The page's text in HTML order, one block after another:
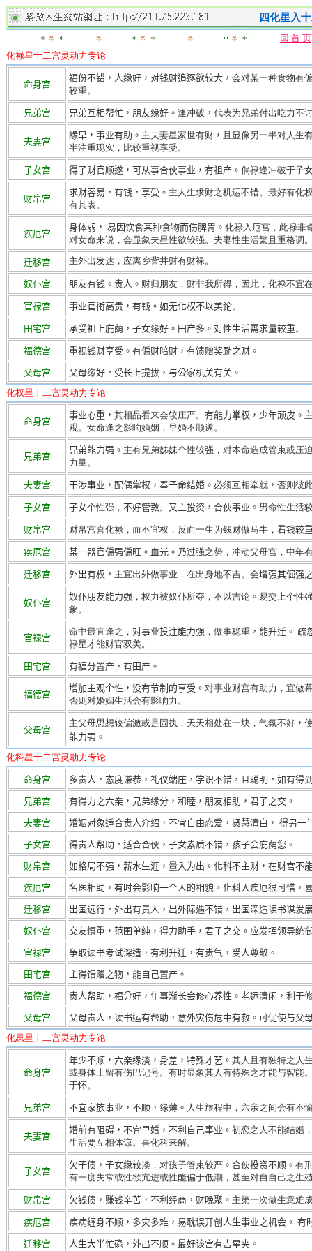
四化星入
回 首 页
化禄星十二宫灵动力专论
命身宫
福份不错，人缘好，对钱财追逐欲较大 ， 会对某一种食物有
较重。
兄弟宫 兄弟互相帮忙，朋友缘好。 逢冲破 ， 代表为兄弟付出吃力不
夫妻宫
缘早，事业有助。 主夫妻星家世有财 ， 且显像另一半对人生
半注重现实，比较重视享受。
子女宫 得子财官顺遂，可从事合伙事业，有祖产。 倘禄逢冲破于子
财帛宫
求财容易，有钱，享受。 主人生求财之机运不错。最好有化
有其表。
疾厄宫
身体弱， 易因饮食某种食物而伤脾胃 。 化禄入厄宫，此禄非
对女命来说，会显象夫星性欲较强。夫妻性生活繁且重格调
迁移宫 主外出发达，应离乡背井财有财禄。
奴仆宫 朋友有钱 。贵人。 财归朋友，财非我所得，因此，化禄不宜
官禄宫 事业官衔高贵，有钱。如无化权不以美论。
田宅宫 承受祖上庇荫，子女缘好。田产多。对性生活需求量较重。
福德宫 重视钱财享受。有偏财暗财 ，有馈赠奖励之财 。
父母宫
父母缘好，受长上提拔，与公家机关有关。
化权星十二宫灵动力专论
命身宫
事业心重， 其相品看来会较庄严。 有能力掌权，少年顽皮。
观。女命逢之影响婚姻，早婚不顺遂。
兄弟宫
兄弟能力强。 主有兄弟姊妹个性较强，对本命造成管束或压
力量。
夫妻宫 干涉事业，配偶掌权，奉子命结婚。 必须互相牵就 ， 否则彼
子女宫 子女个性强， 不好管教。 又主投资，合伙事业。 男命性生活
财帛宫 财帛宫喜化禄，而不宜权，反而一生为钱财做马牛， 看钱较
疾厄宫 某一器官偏强偏旺。血光。 乃过强之势，冲动父母宫，中年
迁移宫 外出有权， 主宜出外做事业，在出身地不吉。会增强其倔强
奴仆宫
奴仆朋友能力强 ，权力被奴仆所夺，不以吉论 。 易交上个性
象。
官禄宫
命中最宜逢之， 对事业投注能力强 ，做事稳重 ，能升迁。 疏
禄星才能财官双美。
田宅宫 有福分置产，有田产。
福德宫
增加主观个性，没有节制的享受。 对事业财宫有助力，宜做
否则对婚姻生活会有影响力。
父母宫
主父母思想较偏激或是固执，天天相处在一块，气氛不好 ，
能力强。
化科星十二宫灵动力专论
命身宫 多贵人，态度谦恭，礼仪端庄，学识不错，且聪明，如有得
兄弟宫 有得力之六亲，兄弟缘分，和睦，朋友相助，君子之交。
夫妻宫 婚姻对象适合贵人介绍，不宜自由恋爱，贤慧清白， 得另一
子女宫 得贵人帮助，适合合伙，子女素质不错，孩子会庇荫您。
财帛宫 如格局不强，薪水生涯，量入为出。化科不主财，在财宫不
疾厄宫 名医相助，有时会影响一个人的相貌。化科入疾厄很可惜，
迁移宫 出国远行，外出有贵人，出外际遇不错，出国深造读书谋发
奴仆宫 交友慎重，范围单纯，得力助手，君子之交。应发挥领导统
官禄宫 争取读书考试深造，有利升迁，有贵气，受人尊敬。
田宅宫 主得馈赠之物，能自己置产。
福德宫 贵人帮助，福分好，年事渐长会修心养性。老运清闲，利于
父母宫
父母贵人，读书运有帮助，意外灾伤危中有救。可促使与父
化忌星十二宫灵动力专论
命身宫
年少不顺，六亲缘淡，身差，特殊才艺。 其人且有独特之人
或身体上留有伤巴记号。有时显象其人有特殊之才能与智能
于怀。
兄弟宫 不宜家族事业，不顺，缘薄。 人生旅程中，六亲之间会有不
夫妻宫
婚前有阻碍，不宜早婚，不利自己事业。 初恋之人不能结婚
生活要互相体谅。喜化科来解。
子女宫
欠子债，子女缘较淡 ，对孩子管束较严 。合伙投资不顺。 有
有一度失常或性欲亢进或性能偏于低潮，甚至对自自己之生
财帛宫 欠钱债，赚钱辛苦，不利经商，财晚聚。 主第一次做生意难
疾厄宫 疾病缠身不顺，多灾多难，易耽误开创人生事业之机会。 有
迁移宫 人生大半忙碌，外出不顺。最好该宫有吉星夹。